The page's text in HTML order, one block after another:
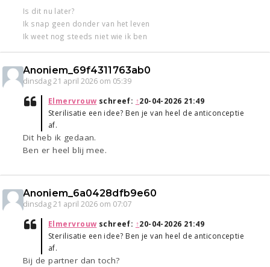
Is dit nu later?
Ik snap geen donder van het leven
Ik weet nog steeds niet wie ik ben
Anoniem_69f4311763ab0
dinsdag 21 april 2026 om 05:39
Elmervrouw schreef: ↑20-04-2026 21:49
Sterilisatie een idee? Ben je van heel de anticonceptie
af.
Dit heb ik gedaan.
Ben er heel blij mee.
Anoniem_6a0428dfb9e60
dinsdag 21 april 2026 om 07:07
Elmervrouw schreef: ↑20-04-2026 21:49
Sterilisatie een idee? Ben je van heel de anticonceptie
af.
Bij de partner dan toch?